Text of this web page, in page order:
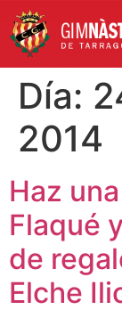
Día:
2014
Haz
Flaqué
de
Elche